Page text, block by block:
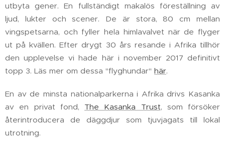
utbyta gener. En fullständigt makalös föreställning av
ljud, lukter och scener. De är stora, 80 cm mellan
vingspetsarna, och fyller hela himlavalvet när de flyger
ut på kvällen. Efter drygt 30 års resande i Afrika tillhör
den upplevelse vi hade här i november 2017 definitivt
topp 3. Läs mer om dessa "flyghundar" här.
En av de minsta nationalparkerna i Afrika drivs Kasanka
av en privat fond, The Kasanka Trust, som försöker
återintroducera de däggdjur som tjuvjagats till lokal
utrotning.